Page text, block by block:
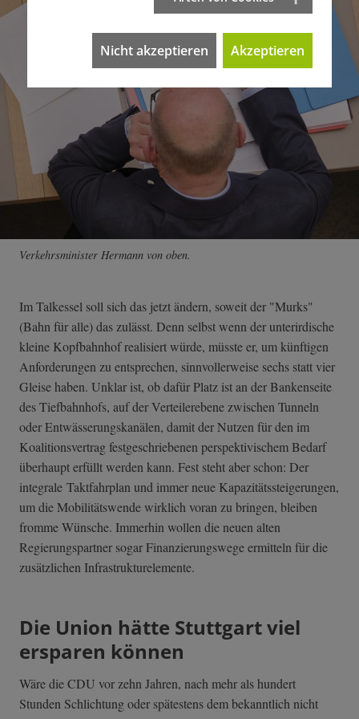
Verkehrsminister Hermann von oben.
Im Talkessel soll sich das jetzt ändern, soweit der "Murks"
(Bahn für alle) das zulässt. Denn selbst wenn der unterirdische
kleine Kopfbahnhof realisiert würde, müsste er, um künftigen
Anforderungen zu entsprechen, sinnvollerweise sechs statt vier
Gleise haben. Unklar ist, ob dafür Platz ist an der Bankenseite
des Tiefbahnhofs, auf der Verteilerebene zwischen Tunneln
oder Entwässerungskanälen, damit der Nutzen für den im
Koalitionsvertrag festgeschriebenen perspektivischem Bedarf
überhaupt erfüllt werden kann. Fest steht aber schon: Der
integrale Taktfahrplan und immer neue Kapazitätssteigerungen,
um die Mobilitätswende wirklich voran zu bringen, bleiben
fromme Wünsche. Immerhin wollen die neuen alten
Regierungspartner sogar Finanzierungswege ermitteln für die
zusätzlichen Infrastrukturelemente.
Die Union hätte Stuttgart viel
ersparen können
Wäre die CDU vor zehn Jahren, nach mehr als hundert
Stunden Schlichtung oder spätestens dem bekanntlich nicht
Nicht akzeptieren Akzeptieren